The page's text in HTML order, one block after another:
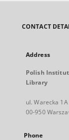
CONTACT
Address
Polish
Library
ul. Warecka 1A
00-950
Phone